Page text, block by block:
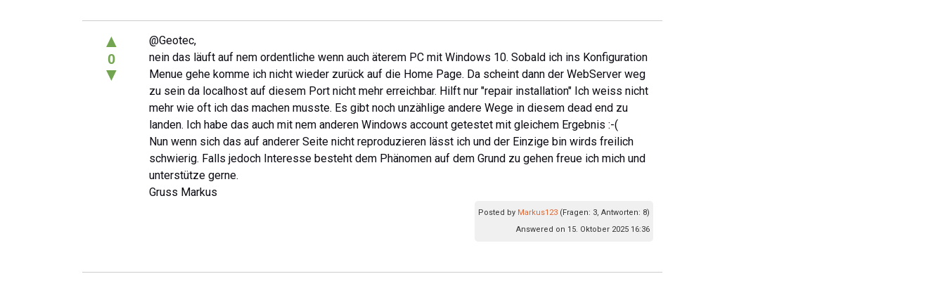
▲
0
▼
@Geotec,
nein das läuft auf nem ordentliche wenn auch äterem PC mit Windows 10. Sobald ich ins Konfiguration
Menue gehe komme ich nicht wieder zurück auf die Home Page. Da scheint dann der WebServer weg
zu sein da localhost auf diesem Port nicht mehr erreichbar. Hilft nur "repair installation" Ich weiss nicht
mehr wie oft ich das machen musste. Es gibt noch unzählige andere Wege in diesem dead end zu
landen. Ich habe das auch mit nem anderen Windows account getestet mit gleichem Ergebnis :-(
Nun wenn sich das auf anderer Seite nicht reproduzieren lässt ich und der Einzige bin wirds freilich
schwierig. Falls jedoch Interesse besteht dem Phänomen auf dem Grund zu gehen freue ich mich und
unterstütze gerne.
Gruss Markus
Posted by Markus123 (Fragen: 3, Antworten: 8)
Answered on 15. Oktober 2025 16:36